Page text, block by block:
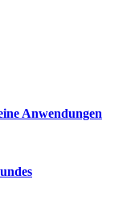
Anwendungen